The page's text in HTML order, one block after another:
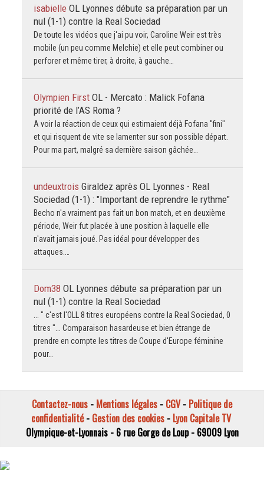
isabielle OL Lyonnes débute sa préparation par un
nul (1-1) contre la Real Sociedad
De toute les vidéos que j'ai pu voir, Caroline Weir est très
mobile (un peu comme Melchie) et elle peut combiner ou
perforer et même tirer, à droite, à gauche…
Olympien First OL - Mercato : Malick Fofana
priorité de l’AS Roma ?
A voir la réaction de ceux qui estimaient déjà Fofana "fini"
et qui risquent de vite se lamenter sur son possible départ.
Pour ma part, malgré sa dernière saison gâchée…
undeuxtrois Giraldez après OL Lyonnes - Real
Sociedad (1-1) : "Important de reprendre le rythme"
Becho n'a vraiment pas fait un bon match, et en deuxième
période, Weir fut placée à une position à laquelle elle
n'avait jamais joué. Pas idéal pour développer des
attaques.…
Dom38 OL Lyonnes débute sa préparation par un
nul (1-1) contre la Real Sociedad
... " c'est l'OLL 8 titres européens contre la Real Sociedad, 0
titres "... Comparaison hasardeuse et bien étrange de
prendre en compte les titres de Coupe d'Europe féminine
pour…
Contactez-nous - Mentions légales - CGV- Politique de
confidentialité- Gestion des cookies- Lyon Capitale TV
Olympique-et-Lyonnais - 6 rue Gorge de Loup - 69009 Lyon